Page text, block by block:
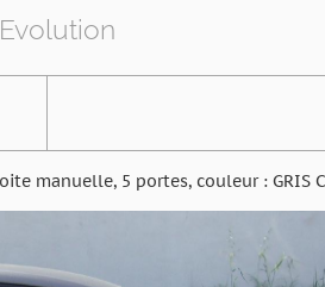
manuelle, 5 portes, couleur : GRIS